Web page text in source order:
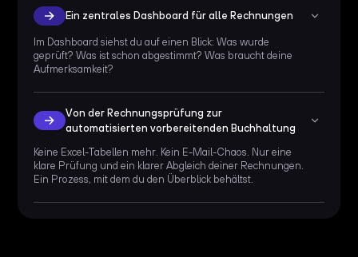
Ein zentrales Dashboard für alle Rechnungen
Im Dashboard siehst du auf einen Blick: Was wurde
geprüft? Was ist schon abgestimmt? Was braucht deine
Aufmerksamkeit?
Von der Rechnungsprüfung zur
automatisierten vorbereitenden Buchhaltung
Keine Excel-Tabellen mehr. Kein E-Mail-Chaos. Nur eine
klare Prüfung und ein klarer Abgleich deiner Rechnungen.
Ein Prozess, mit dem du den Überblick behältst.